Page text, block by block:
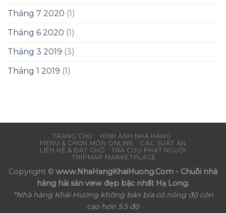
Tháng 7 2020 (1)
Tháng 6 2020 (1)
Tháng 3 2019 (3)
Tháng 1 2019 (1)
TRANG CHỦ
HÌNH ẢNH NHÀ HÀNG
MENU & CHỌN MÓN ONLINE
CÁC SUẤT ĂN
LIÊN HỆ & ĐẶT CHỖ
TRA CỨU PHẠT NGUỘI
TRIPMAP MARKETPLACE
Copyright © www.NhaHangKhaiHuong.Com - Chuỗi nhà
hàng hải sản view đẹp bậc nhất Hạ Long.
*Nhà hàng Khải Hương không bán bia có nồng độ cồn
cao hơn 5.5 độ